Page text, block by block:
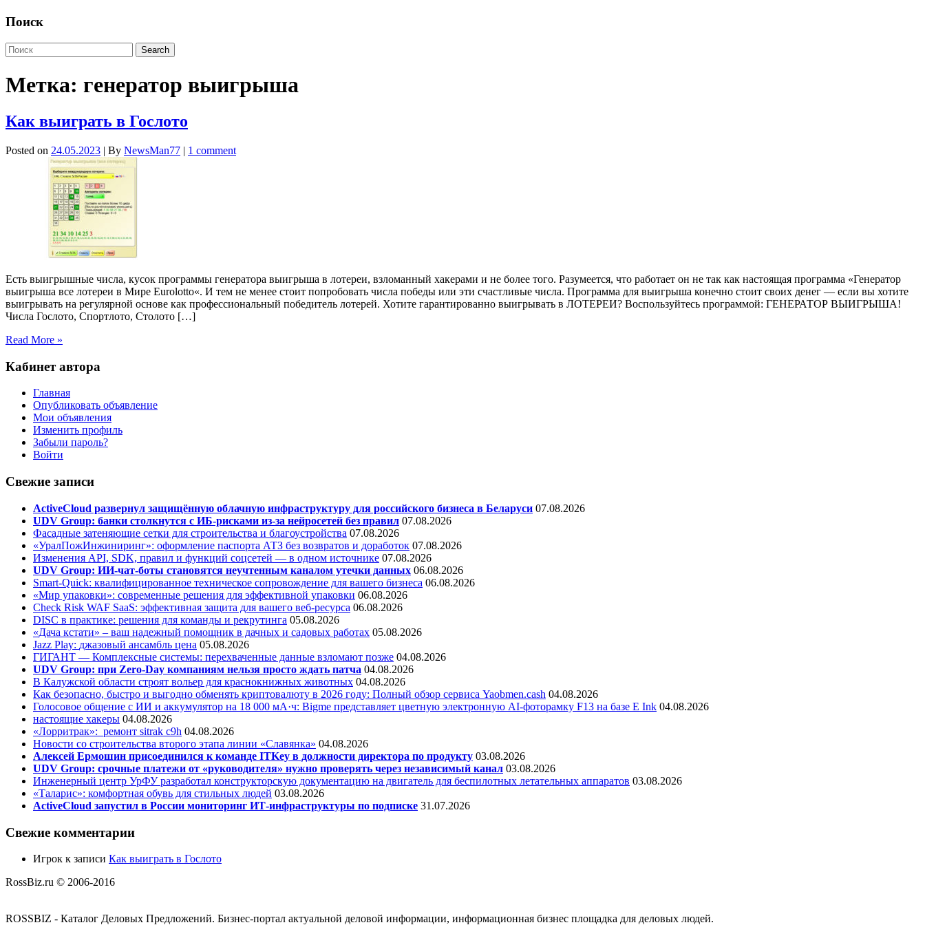
Поиск
Метка: генератор выигрыша
Как выиграть в Гослото
Posted on 24.05.2023 | By NewsMan77 | 1 comment
Есть выигрышные числа, кусок программы генератора выигрыша в лотереи, взломанный хакерами и не более того. Разумеется, что работает он не так как настоящая программа «Генератор
выигрыша все лотереи в Мире Eurolotto«. И тем не менее стоит попробовать числа победы или эти счастливые числа. Программа для выигрыша конечно стоит своих денег — если вы хотите
выигрывать на регулярной основе как профессиональный победитель лотерей. Хотите гарантированно выигрывать в ЛОТЕРЕИ? Воспользуйтесь программой: ГЕНЕРАТОР ВЫИГРЫША!
Числа Гослото, Спортлото, Столото […]
Read More »
Кабинет автора
Главная
Опубликовать объявление
Мои объявления
Изменить профиль
Забыли пароль?
Войти
Свежие записи
ActiveCloud развернул защищённую облачную инфраструктуру для российского бизнеса в Беларуси 07.08.2026
UDV Group: банки столкнутся с ИБ-рисками из-за нейросетей без правил 07.08.2026
Фасадные затеняющие сетки для строительства и благоустройства 07.08.2026
«УралПожИнжиниринг»: оформление паспорта АТЗ без возвратов и доработок 07.08.2026
Изменения API, SDK, правил и функций соцсетей — в одном источнике 07.08.2026
UDV Group: ИИ-чат-боты становятся неучтенным каналом утечки данных 06.08.2026
Smart-Quick: квалифицированное техническое сопровождение для вашего бизнеса 06.08.2026
«Мир упаковки»: современные решения для эффективной упаковки 06.08.2026
Check Risk WAF SaaS: эффективная защита для вашего веб-ресурса 06.08.2026
DISC в практике: решения для команды и рекрутинга 05.08.2026
«Дача кстати» – ваш надежный помощник в дачных и садовых работах 05.08.2026
Jazz Play: джазовый ансамбль цена 05.08.2026
ГИГАНТ — Комплексные системы: перехваченные данные взломают позже 04.08.2026
UDV Group: при Zero-Day компаниям нельзя просто ждать патча 04.08.2026
В Калужской области строят вольер для краснокнижных животных 04.08.2026
Как безопасно, быстро и выгодно обменять криптовалюту в 2026 году: Полный обзор сервиса Yaobmen.cash 04.08.2026
Голосовое общение с ИИ и аккумулятор на 18 000 мА·ч: Bigme представляет цветную электронную AI-фоторамку F13 на базе E Ink 04.08.2026
настоящие хакеры 04.08.2026
«Лорритрак»: ремонт sitrak c9h 04.08.2026
Новости со строительства второго этапа линии «Славянка» 04.08.2026
Алексей Ермошин присоединился к команде ITKey в должности директора по продукту 03.08.2026
UDV Group: срочные платежи от «руководителя» нужно проверять через независимый канал 03.08.2026
Инженерный центр УрФУ разработал конструкторскую документацию на двигатель для беспилотных летательных аппаратов 03.08.2026
«Таларис»: комфортная обувь для стильных людей 03.08.2026
ActiveCloud запустил в России мониторинг ИТ-инфраструктуры по подписке 31.07.2026
Свежие комментарии
Игрок к записи Как выиграть в Гослото
RossBiz.ru © 2006-2016
ROSSBIZ - Каталог Деловых Предложений. Бизнес-портал актуальной деловой информации, информационная бизнес площадка для деловых людей.